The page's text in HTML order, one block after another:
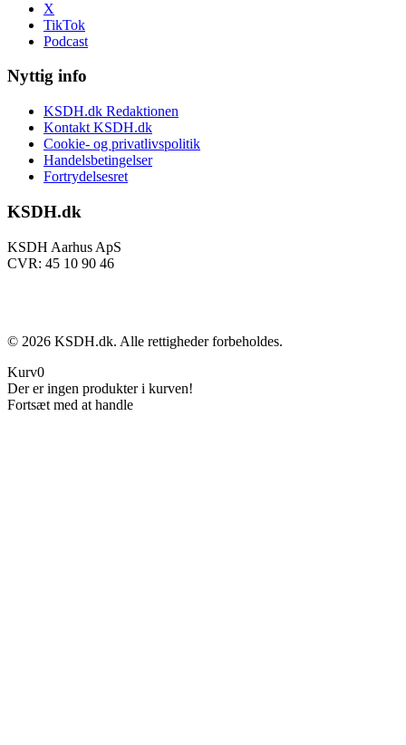
X
TikTok
Podcast
Nyttig info
KSDH.dk Redaktionen
Kontakt KSDH.dk
Cookie- og privatlivspolitik
Handelsbetingelser
Fortrydelsesret
KSDH.dk
KSDH Aarhus ApS
CVR: 45 10 90 46
© 2026 KSDH.dk. Alle rettigheder forbeholdes.
Kurv0
Der er ingen produkter i kurven!
Fortsæt med at handle